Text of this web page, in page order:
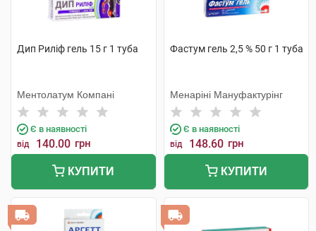
Дип Риліф гель 15 г 1 туба
Ментолатум Компані
Є в наявності
від 140.00 грн
КУПИТИ
Фастум гель 2,5 % 50 г 1 туба
Менаріні Мануфактурінг
Є в наявності
від 148.60 грн
КУПИТИ